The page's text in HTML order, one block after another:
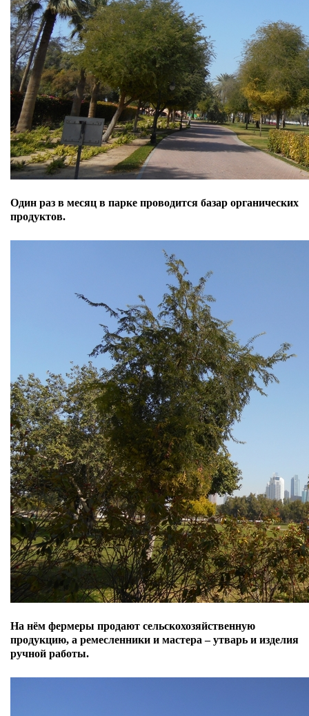
Один раз в месяц в парке проводится базар органических
продуктов.
На нём фермеры продают сельскохозяйственную
продукцию, а ремесленники и мастера–утварь и изделия
ручной работы.